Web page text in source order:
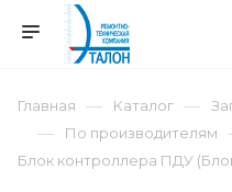
Главная — Каталог —
— По производителям
Блок контроллера ПДУ